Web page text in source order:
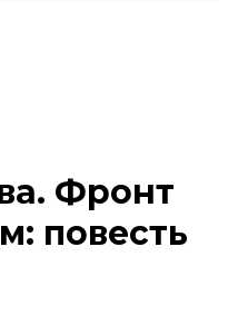
Фронт
повесть